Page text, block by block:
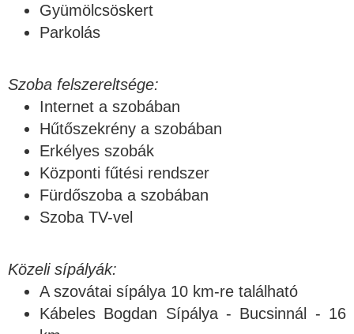
Gyümölcsöskert
Parkolás
Szoba felszereltsége:
Internet a szobában
Hűtőszekrény a szobában
Erkélyes szobák
Központi fűtési rendszer
Fürdőszoba a szobában
Szoba TV-vel
Közeli sípályák:
A szovátai sípálya 10 km-re található
Kábeles Bogdan Sípálya - Bucsinnál - 16